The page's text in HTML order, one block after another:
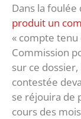
Dans la
produit un
« compte
Commission
sur ce
contestée
se réjouira de
cours des